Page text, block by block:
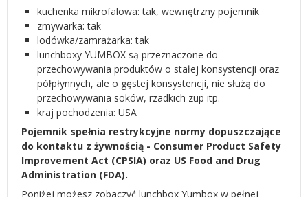
kuchenka mikrofalowa: tak, wewnętrzny pojemnik
zmywarka: tak
lodówka/zamrażarka: tak
lunchboxy YUMBOX są przeznaczone do
przechowywania produktów o stałej konsystencji oraz
półpłynnych, ale o gęstej konsystencji, nie służą do
przechowywania soków, rzadkich zup itp.
kraj pochodzenia: USA
Pojemnik spełnia restrykcyjne normy dopuszczające
do kontaktu z żywnością - Consumer Product Safety
Improvement Act (CPSIA) oraz US Food and Drug
Administration (FDA).
Poniżej możesz zobaczyć lunchbox Yumbox w pełnej